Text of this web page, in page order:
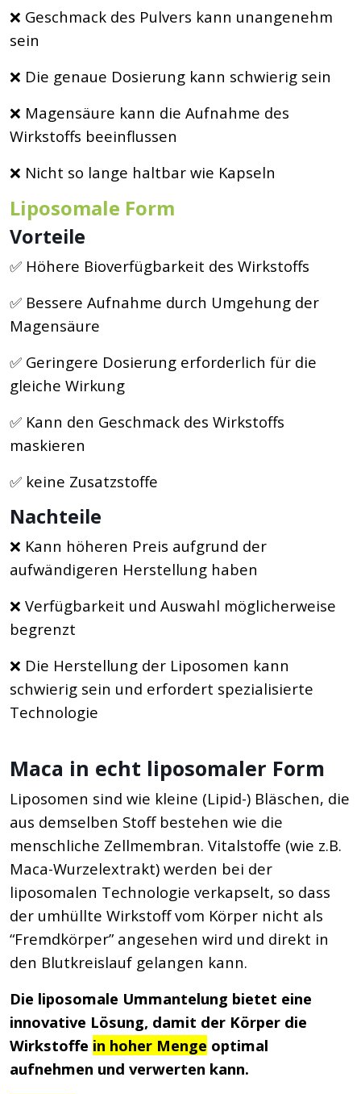
❌ Geschmack des Pulvers kann unangenehm
sein
❌ Die genaue Dosierung kann schwierig sein
❌ Magensäure kann die Aufnahme des
Wirkstoffs beeinflussen
❌ Nicht so lange haltbar wie Kapseln
Liposomale Form
Vorteile
✅ Höhere Bioverfügbarkeit des Wirkstoffs
✅ Bessere Aufnahme durch Umgehung der
Magensäure
✅ Geringere Dosierung erforderlich für die
gleiche Wirkung
✅ Kann den Geschmack des Wirkstoffs
maskieren
✅ keine Zusatzstoffe
Nachteile
❌ Kann höheren Preis aufgrund der
aufwändigeren Herstellung haben
❌ Verfügbarkeit und Auswahl möglicherweise
begrenzt
❌ Die Herstellung der Liposomen kann
schwierig sein und erfordert spezialisierte
Technologie
Maca in echt liposomaler Form
Liposomen sind wie kleine (Lipid-) Bläschen, die
aus demselben Stoff bestehen wie die
menschliche Zellmembran. Vitalstoffe (wie z.B.
Maca-Wurzelextrakt) werden bei der
liposomalen Technologie verkapselt, so dass
der umhüllte Wirkstoff vom Körper nicht als
“Fremdkörper” angesehen wird und direkt in
den Blutkreislauf gelangen kann.
Die liposomale Ummantelung bietet eine
innovative Lösung, damit der Körper die
Wirkstoffe in hoher Menge optimal
aufnehmen und verwerten kann.